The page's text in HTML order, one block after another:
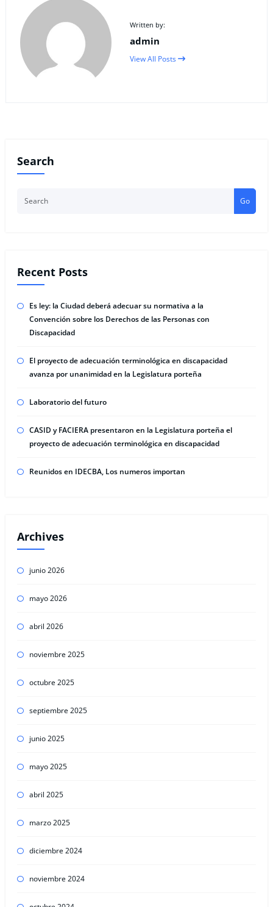
Written by:
admin
View All Posts
Search
Go
Recent Posts
Es ley: la Ciudad deberá adecuar su normativa a la
Convención sobre los Derechos de las Personas con
Discapacidad
El proyecto de adecuación terminológica en discapacidad
avanza por unanimidad en la Legislatura porteña
Laboratorio del futuro
CASID y FACIERA presentaron en la Legislatura porteña el
proyecto de adecuación terminológica en discapacidad
Reunidos en IDECBA, Los numeros importan
Archives
junio 2026
mayo 2026
abril 2026
noviembre 2025
octubre 2025
septiembre 2025
junio 2025
mayo 2025
abril 2025
marzo 2025
diciembre 2024
noviembre 2024